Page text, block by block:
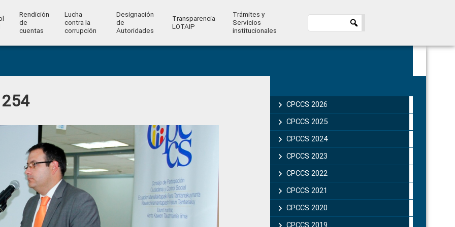
Rendición
de
cuentas
Lucha
contra la
corrupción
Designación
de
Autoridades
Transparencia-
LOTAIP
Trámites y
Servicios
institucionales
254
Sidebar
CPCCS 2026
CPCCS 2025
CPCCS 2024
CPCCS 2023
CPCCS 2022
CPCCS 2021
CPCCS 2020
CPCCS 2019 .